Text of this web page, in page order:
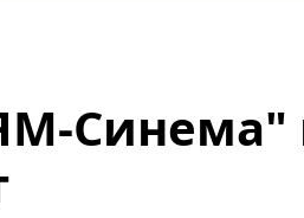
Синема"